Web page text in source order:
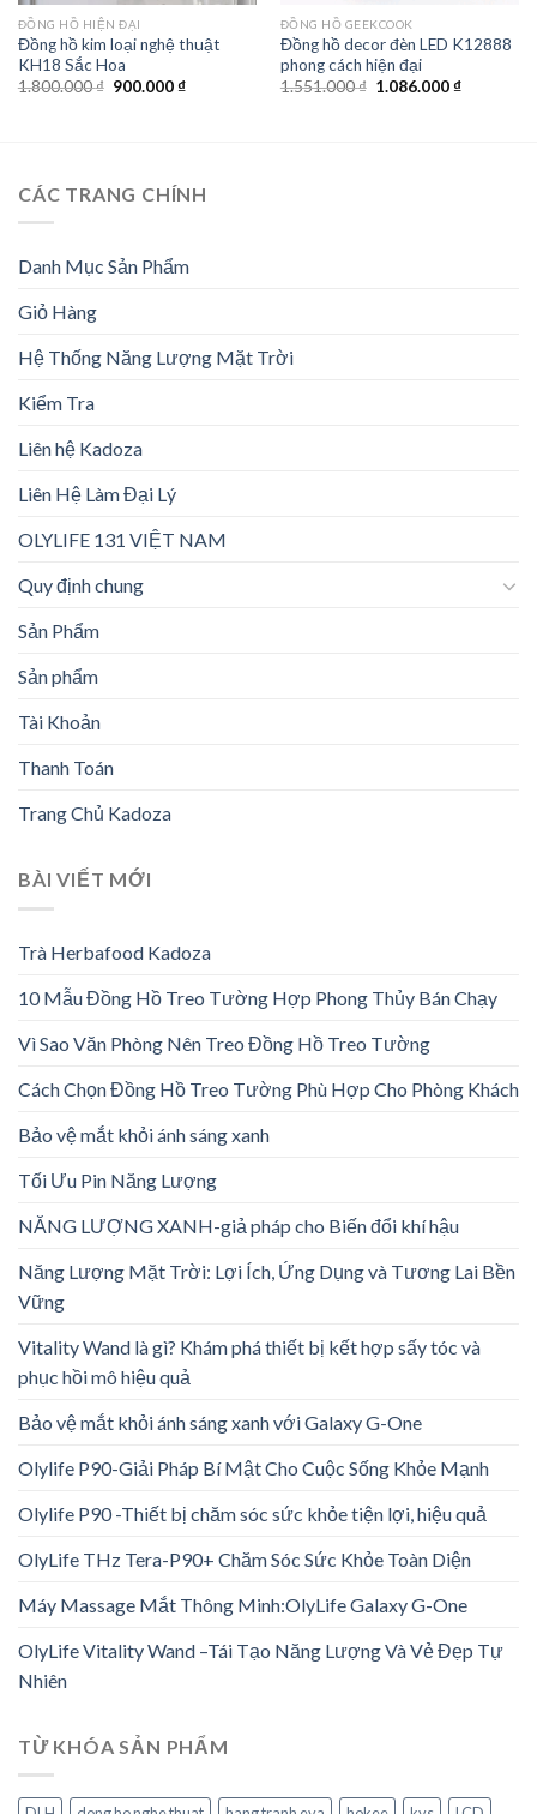
ĐỒNG HỒ HIỆN ĐẠI
Đồng hồ kim loại nghệ thuật
KH18 Sắc Hoa
1.800.000₫ Giá
900.000₫Giá
ĐỒNG HỒ GEEKCOOK
Đồng hồ decor đèn LED K12888
phong cách hiện đại
1.551.000₫ Giá
1.086.000₫Giá
CÁC TRANG CHÍNH
Danh Mục Sản Phẩm
Giỏ Hàng
Hệ Thống Năng Lượng Mặt Trời
Kiểm Tra
Liên hệ Kadoza
Liên Hệ Làm Đại Lý
OLYLIFE 131 VIỆT NAM
Quy định chung
Sản Phẩm
Sản phẩm
Tài Khoản
Thanh Toán
Trang Chủ Kadoza
BÀI VIẾT MỚI
Trà Herbafood Kadoza
10 Mẫu Đồng Hồ Treo Tường Hợp Phong Thủy Bán Chạy
Vì Sao Văn Phòng Nên Treo Đồng Hồ Treo Tường
Cách Chọn Đồng Hồ Treo Tường Phù Hợp Cho Phòng Khách
Bảo vệ mắt khỏi ánh sáng xanh
Tối Ưu Pin Năng Lượng
NĂNG LƯỢNG XANH-giả pháp cho Biến đổi khí hậu
Năng Lượng Mặt Trời: Lợi Ích, Ứng Dụng và Tương Lai Bền
Vững
Vitality Wand là gì? Khám phá thiết bị kết hợp sấy tóc và
phục hồi mô hiệu quả
Bảo vệ mắt khỏi ánh sáng xanh với Galaxy G-One
Olylife P90-Giải Pháp Bí Mật Cho Cuộc Sống Khỏe Mạnh
Olylife P90 -Thiết bị chăm sóc sức khỏe tiện lợi, hiệu quả
OlyLife THz Tera-P90+ Chăm Sóc Sức Khỏe Toàn Diện
Máy Massage Mắt Thông Minh:OlyLife Galaxy G-One
OlyLife Vitality Wand –Tái Tạo Năng Lượng Và Vẻ Đẹp Tự
Nhiên
TỪ KHÓA SẢN PHẨM